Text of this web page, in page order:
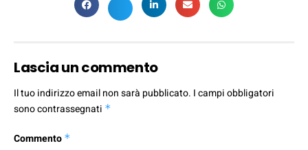
Lascia un commento
Il tuo indirizzo email non sarà pubblicato. I campi obbligatori
sono contrassegnati *
Commento *